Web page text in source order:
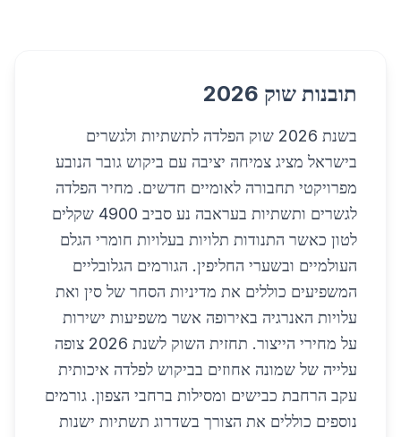
תובנות שוק 2026
בשנת 2026 שוק הפלדה לתשתיות ולגשרים
בישראל מציג צמיחה יציבה עם ביקוש גובר הנובע
מפרויקטי תחבורה לאומיים חדשים. מחיר הפלדה
לגשרים ותשתיות בעראבה נע סביב 4900 שקלים
לטון כאשר התנודות תלויות בעלויות חומרי הגלם
העולמיים ובשערי החליפין. הגורמים הגלובליים
המשפיעים כוללים את מדיניות הסחר של סין ואת
עלויות האנרגיה באירופה אשר משפיעות ישירות
על מחירי הייצור. תחזית השוק לשנת 2026 צופה
עלייה של שמונה אחוזים בביקוש לפלדה איכותית
עקב הרחבת כבישים ומסילות ברחבי הצפון. גורמים
נוספים כוללים את הצורך בשדרוג תשתיות ישנות